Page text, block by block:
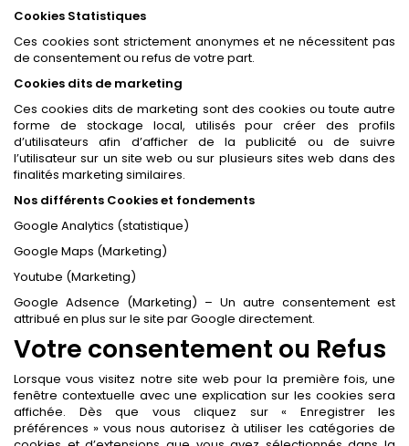
Cookies Statistiques
Ces cookies sont strictement anonymes et ne nécessitent pas
de consentement ou refus de votre part.
Cookies dits de marketing
Ces cookies dits de marketing sont des cookies ou toute autre
forme de stockage local, utilisés pour créer des profils
d’utilisateurs afin d’afficher de la publicité ou de suivre
l’utilisateur sur un site web ou sur plusieurs sites web dans des
finalités marketing similaires.
Nos différents Cookies et fondements
Google Analytics (statistique)
Google Maps (Marketing)
Youtube (Marketing)
Google Adsence (Marketing) – Un autre consentement est
attribué en plus sur le site par Google directement.
Votre consentement ou Refus
Lorsque vous visitez notre site web pour la première fois, une
fenêtre contextuelle avec une explication sur les cookies sera
affichée. Dès que vous cliquez sur « Enregistrer les
préférences » vous nous autorisez à utiliser les catégories de